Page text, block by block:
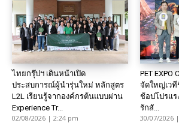
ไทยกรุ๊ปฯ เดินหน้าเปิด
ประสบการณ์ผู้นำรุ่นใหม่ หลักสูตร
L2L เรียนรู้จากองค์กรต้นแบบผ่าน
Experience Tr...
02/08/2026 | 2:24 pm
PET EXPO
จัดใหญ่เวที
ช้อปโปรแร
รักสั...
30/07/2026